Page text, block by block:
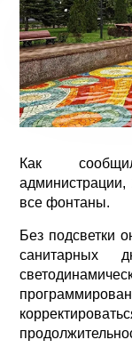
Как
все фонтаны.
Без подсветки